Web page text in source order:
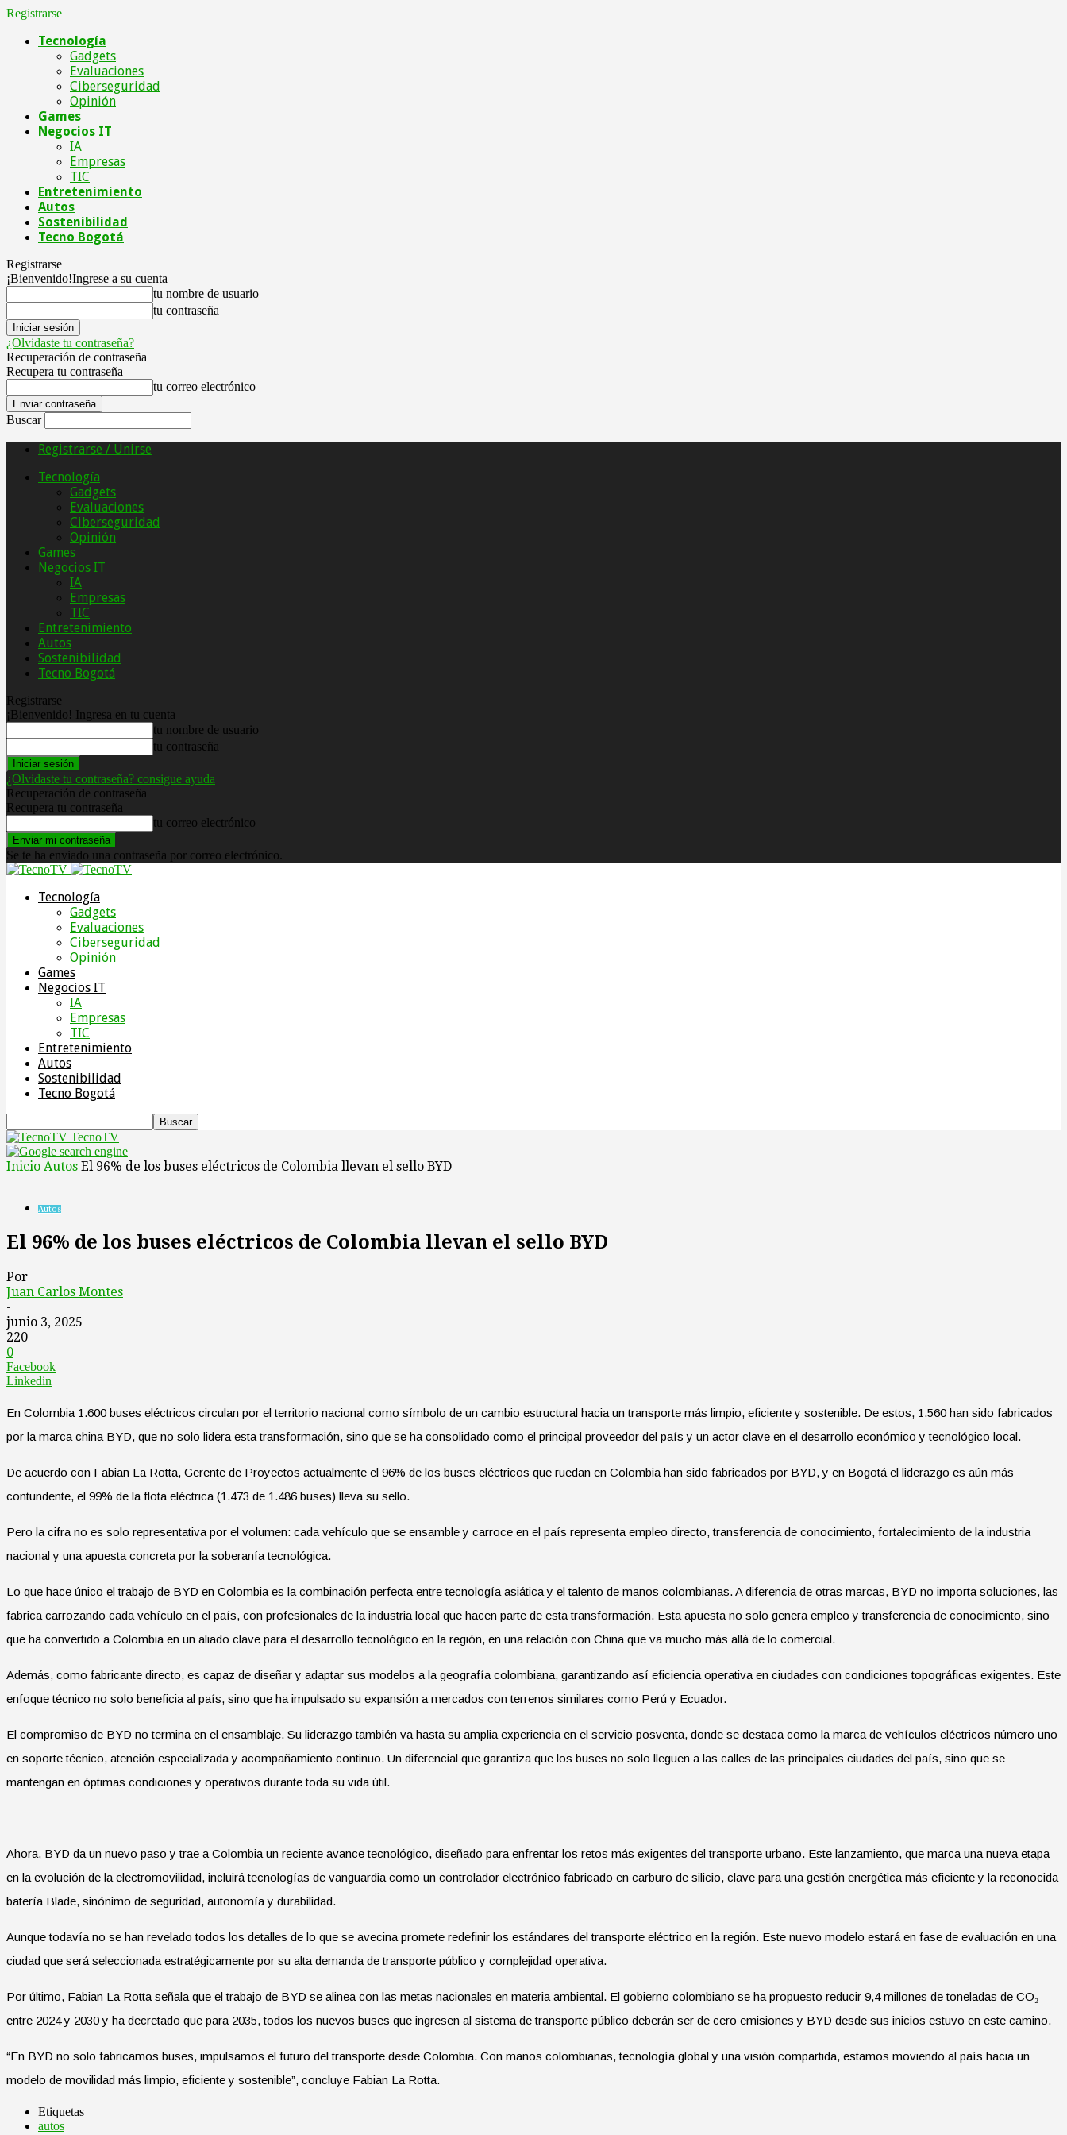
Registrarse
Tecnología
Gadgets
Evaluaciones
Ciberseguridad
Opinión
Games
Negocios IT
IA
Empresas
TIC
Entretenimiento
Autos
Sostenibilidad
Tecno Bogotá
Registrarse
¡Bienvenido!Ingrese a su cuenta
tu nombre de usuario
tu contraseña
¿Olvidaste tu contraseña?
Recuperación de contraseña
Recupera tu contraseña
tu correo electrónico
Buscar
Registrarse / Unirse
Tecnología
Gadgets
Evaluaciones
Ciberseguridad
Opinión
Games
Negocios IT
IA
Empresas
TIC
Entretenimiento
Autos
Sostenibilidad
Tecno Bogotá
Registrarse
¡Bienvenido! Ingresa en tu cuenta
tu nombre de usuario
tu contraseña
¿Olvidaste tu contraseña? consigue ayuda
Recuperación de contraseña
Recupera tu contraseña
tu correo electrónico
Se te ha enviado una contraseña por correo electrónico.
Tecnología
Gadgets
Evaluaciones
Ciberseguridad
Opinión
Games
Negocios IT
IA
Empresas
TIC
Entretenimiento
Autos
Sostenibilidad
Tecno Bogotá
TecnoTV
Inicio Autos El 96% de los buses eléctricos de Colombia llevan el sello BYD
Autos
El 96% de los buses eléctricos de Colombia llevan el sello BYD
Por
Juan Carlos Montes
-
junio 3, 2025
220
0
Facebook
Linkedin
En Colombia 1.600 buses eléctricos circulan por el territorio nacional como símbolo de un cambio estructural hacia un transporte más limpio, eficiente y sostenible. De estos, 1.560 han sido fabricados
por la marca china BYD, que no solo lidera esta transformación, sino que se ha consolidado como el principal proveedor del país y un actor clave en el desarrollo económico y tecnológico local.
De acuerdo con Fabian La Rotta, Gerente de Proyectos actualmente el 96% de los buses eléctricos que ruedan en Colombia han sido fabricados por BYD, y en Bogotá el liderazgo es aún más
contundente, el 99% de la flota eléctrica (1.473 de 1.486 buses) lleva su sello.
Pero la cifra no es solo representativa por el volumen: cada vehículo que se ensamble y carroce en el país representa empleo directo, transferencia de conocimiento, fortalecimiento de la industria
nacional y una apuesta concreta por la soberanía tecnológica.
Lo que hace único el trabajo de BYD en Colombia es la combinación perfecta entre tecnología asiática y el talento de manos colombianas. A diferencia de otras marcas, BYD no importa soluciones, las
fabrica carrozando cada vehículo en el país, con profesionales de la industria local que hacen parte de esta transformación. Esta apuesta no solo genera empleo y transferencia de conocimiento, sino
que ha convertido a Colombia en un aliado clave para el desarrollo tecnológico en la región, en una relación con China que va mucho más allá de lo comercial.
Además, como fabricante directo, es capaz de diseñar y adaptar sus modelos a la geografía colombiana, garantizando así eficiencia operativa en ciudades con condiciones topográficas exigentes. Este
enfoque técnico no solo beneficia al país, sino que ha impulsado su expansión a mercados con terrenos similares como Perú y Ecuador.
El compromiso de BYD no termina en el ensamblaje. Su liderazgo también va hasta su amplia experiencia en el servicio posventa, donde se destaca como la marca de vehículos eléctricos número uno
en soporte técnico, atención especializada y acompañamiento continuo. Un diferencial que garantiza que los buses no solo lleguen a las calles de las principales ciudades del país, sino que se
mantengan en óptimas condiciones y operativos durante toda su vida útil.
Ahora, BYD da un nuevo paso y trae a Colombia un reciente avance tecnológico, diseñado para enfrentar los retos más exigentes del transporte urbano. Este lanzamiento, que marca una nueva etapa
en la evolución de la electromovilidad, incluirá tecnologías de vanguardia como un controlador electrónico fabricado en carburo de silicio, clave para una gestión energética más eficiente y la reconocida
batería Blade, sinónimo de seguridad, autonomía y durabilidad.
Aunque todavía no se han revelado todos los detalles de lo que se avecina promete redefinir los estándares del transporte eléctrico en la región. Este nuevo modelo estará en fase de evaluación en una
ciudad que será seleccionada estratégicamente por su alta demanda de transporte público y complejidad operativa.
Por último, Fabian La Rotta señala que el trabajo de BYD se alinea con las metas nacionales en materia ambiental. El gobierno colombiano se ha propuesto reducir 9,4 millones de toneladas de CO₂
entre 2024 y 2030 y ha decretado que para 2035, todos los nuevos buses que ingresen al sistema de transporte público deberán ser de cero emisiones y BYD desde sus inicios estuvo en este camino.
“En BYD no solo fabricamos buses, impulsamos el futuro del transporte desde Colombia. Con manos colombianas, tecnología global y una visión compartida, estamos moviendo al país hacia un
modelo de movilidad más limpio, eficiente y sostenible”, concluye Fabian La Rotta.
Etiquetas
autos